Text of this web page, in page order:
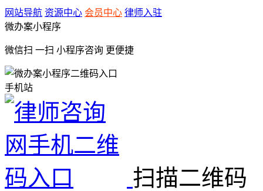
网站导航 资源中心 会员中心 律师入驻
微办案小程序
微信扫 一扫 小程序咨询 更便捷
手机站
扫描二维码